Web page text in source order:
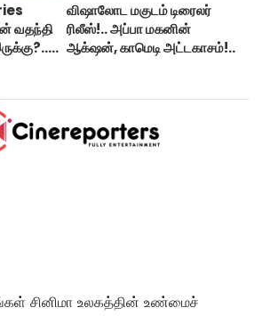
வதந்தி
விஷாலோட மகுடம் டிரைலர்
ரிலீஸ்!.. அப்பா மகனின்
ஆக்‌ஷன், காமெடி அட்டகாசம்!..
சினிமா உலகத்தின் உண்மைச்